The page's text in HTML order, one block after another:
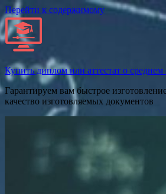
Перейти к содержимому
Купить диплом или аттестат о
Гарантируем вам быстрое
качество изготовляемых документов